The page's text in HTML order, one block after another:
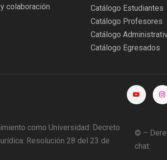
colaboración
Catálogo Estudiantes
Catálogo Profesores
Catálogo
Catálogo Egresados
como Universidad: Decreto
Resolución 28 del 23 de
© –
chat: